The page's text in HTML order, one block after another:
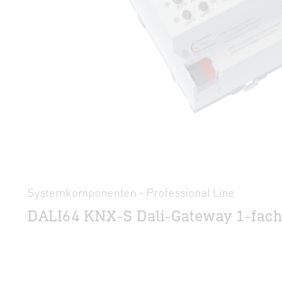
Systemkomponenten - Professional Line
DALI64 KNX-S Dali-Gateway 1-fach